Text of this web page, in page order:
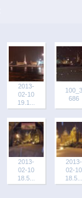
2013-
02-10
19.1...
100_3
686
2013-
02-10
18.5...
2013-
02-10
18.5...